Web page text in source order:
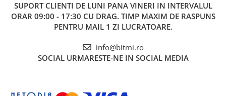
SUPORT CLIENTI DE LUNI PANA VINERI IN INTERVALUL
ORAR 09:00 - 17:30 CU DRAG. TIMP MAXIM DE RASPUNS
PENTRU MAIL 1 ZI LUCRATOARE.
info@bitmi.ro
SOCIAL URMARESTE-NE IN SOCIAL MEDIA